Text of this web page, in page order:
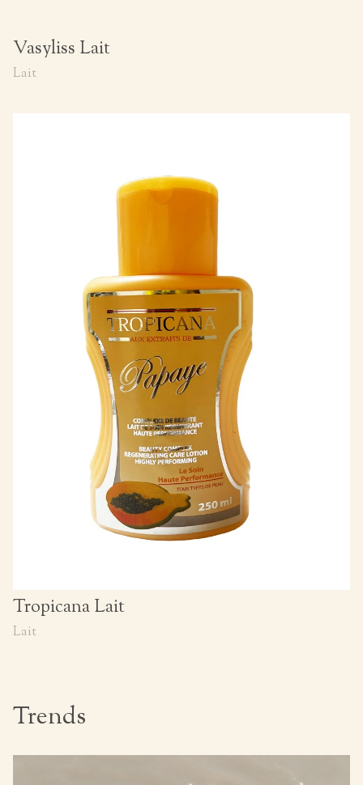
Vasyliss Lait
Lait
Tropicana Lait
Lait
Trends